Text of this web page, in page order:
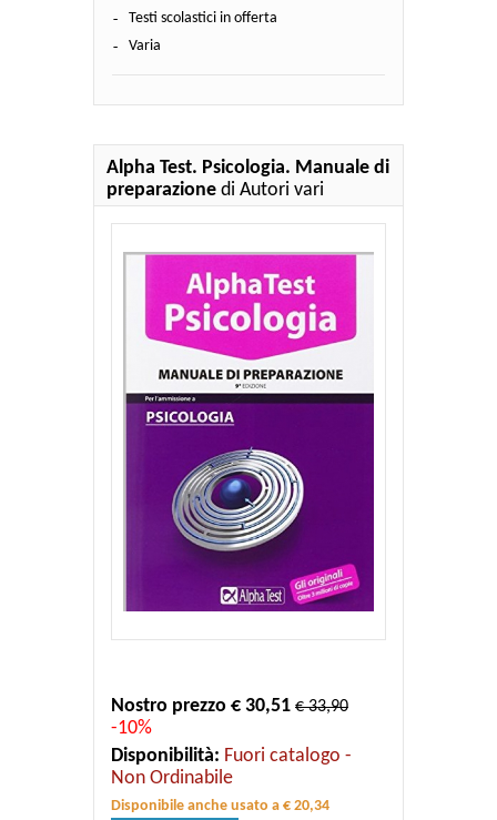
Testi scolastici in offerta
Varia
Alpha Test. Psicologia. Manuale di
preparazione di Autori vari
Nostro prezzo € 30,51 € 33,90
-10%
Disponibilità: Fuori catalogo -
Non Ordinabile
Disponibile anche usato a € 20,34